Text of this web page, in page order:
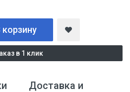
корзину
в 1 клик
Доставка и